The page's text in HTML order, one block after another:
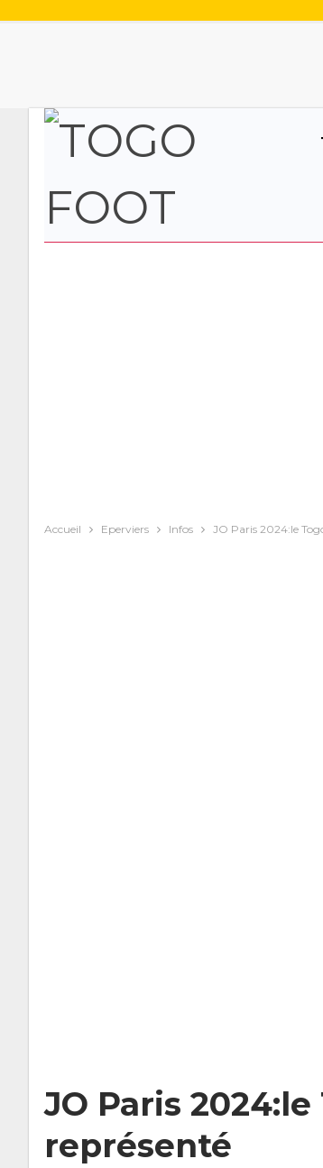
Accueil Eperviers Infos JO Paris 2024:le
JO Paris
représenté